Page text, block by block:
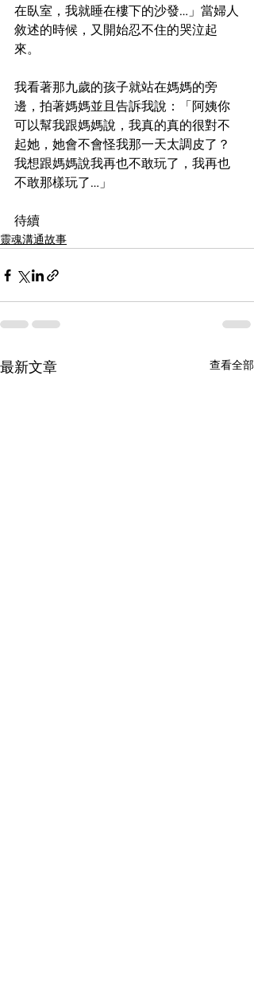
在臥室，我就睡在樓下的沙發…」當婦人
敘述的時候，又開始忍不住的哭泣起
來。
我看著那九歲的孩子就站在媽媽的旁
邊，拍著媽媽並且告訴我說：「阿姨你
可以幫我跟媽媽說，我真的真的很對不
起她，她會不會怪我那一天太調皮了？
我想跟媽媽說我再也不敢玩了，我再也
不敢那樣玩了…」
待續
靈魂溝通故事
最新文章 查看全部